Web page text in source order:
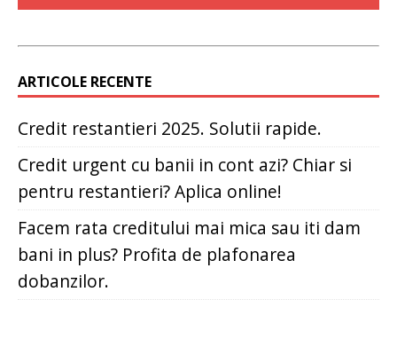
ARTICOLE RECENTE
Credit restantieri 2025. Solutii rapide.
Credit urgent cu banii in cont azi? Chiar si
pentru restantieri? Aplica online!
Facem rata creditului mai mica sau iti dam
bani in plus? Profita de plafonarea
dobanzilor.